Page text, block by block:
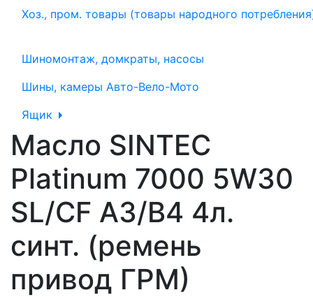
Хоз., пром. товары (товары народного
Шиномонтаж, домкраты, насосы
Шины, камеры Авто-Вело-Мото
Ящик
Масло SINTEC
Platinum 7000 5W30
SL/CF A3/B4 4л.
синт. (ремень
привод ГРМ)